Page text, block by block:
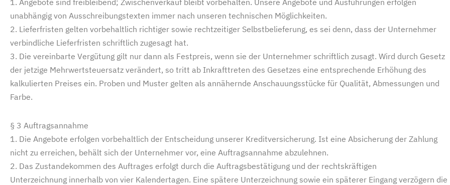
unabhängig von Ausschreibungstexten immer nach unseren technischen Möglichkeiten.
2. Lieferfristen gelten vorbehaltlich richtiger sowie rechtzeitiger Selbstbelieferung, es sei denn, dass der Unternehmer
verbindliche Lieferfristen schriftlich zugesagt hat.
3. Die vereinbarte Vergütung gilt nur dann als Festpreis, wenn sie der Unternehmer schriftlich zusagt. Wird durch Gesetz
der jetzige Mehrwertsteuersatz verändert, so tritt ab Inkrafttreten des Gesetzes eine entsprechende Erhöhung des
kalkulierten Preises ein. Proben und Muster gelten als annähernde Anschauungsstücke für Qualität, Abmessungen und
Farbe.
§ 3 Auftragsannahme
1. Die Angebote erfolgen vorbehaltlich der Entscheidung unserer Kreditversicherung. Ist eine Absicherung der Zahlung
nicht zu erreichen, behält sich der Unternehmer vor, eine Auftragsannahme abzulehnen.
2. Das Zustandekommen des Auftrages erfolgt durch die Auftragsbestätigung und der rechtskräftigen
Unterzeichnung innerhalb von vier Kalendertagen. Eine spätere Unterzeichnung sowie ein späterer Eingang verzögern die